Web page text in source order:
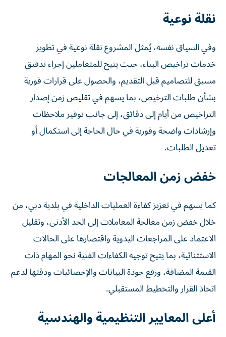
نقلة نوعية
وفي السياق نفسه، يُمثل المشروع نقلة نوعية في تطوير
خدمات تراخيص البناء، حيث يتيح للمتعاملين إجراء تدقيق
مسبق للتصاميم قبل التقديم، والحصول على قرارات فورية
بشأن طلبات الترخيص، بما يسهم في تقليص زمن إصدار
التراخيص من أيام إلى دقائق، إلى جانب توفير ملاحظات
وإرشادات واضحة وفورية في حال الحاجة إلى استكمال أو
تعديل الطلبات.
خفض زمن المعالجات
كما يسهم في تعزيز كفاءة العمليات الداخلية في بلدية دبي، من
خلال خفض زمن معالجة المعاملات إلى الحد الأدنى، وتقليل
الاعتماد على المراجعات اليدوية واقتصارها على الحالات
الاستثنائية، بما يتيح توجيه الكفاءات الفنية نحو المهام ذات
القيمة المضافة، ورفع جودة البيانات والإحصائيات ودقتها لدعم
اتخاذ القرار والتخطيط المستقبلي.
أعلى المعايير التنظيمية والهندسية